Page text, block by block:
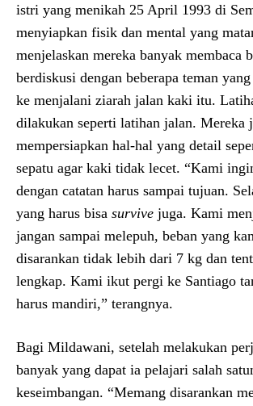
istri yang menikah 25 April 1993 di
menyiapkan fisik dan mental yang
menjelaskan mereka banyak membaca
berdiskusi dengan beberapa teman
ke menjalani ziarah jalan kaki itu.
dilakukan seperti latihan jalan. Mereka
mempersiapkan hal-hal yang detail
sepatu agar kaki tidak lecet. “Kami
dengan catatan harus sampai tujuan.
yang harus bisa survive juga. Kami
jangan sampai melepuh, beban yang
disarankan tidak lebih dari 7 kg dan
lengkap. Kami ikut pergi ke Santiago
harus mandiri,” terangnya.
Bagi Mildawani, setelah melakukan
banyak yang dapat ia pelajari salah
keseimbangan. “Memang disarankan